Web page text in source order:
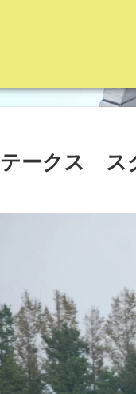
ークス ス